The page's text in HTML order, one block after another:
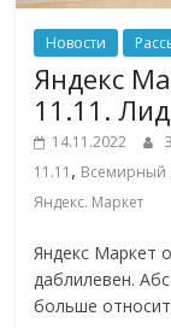
Новости
Яндекс
11.11.
14.11.2022
11.11 , Всемирный
Яндекс. Маркет
Яндекс Маркет
даблилевен.
больше